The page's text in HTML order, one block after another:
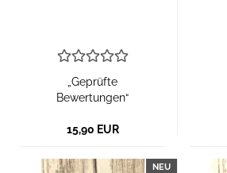
„Geprüfte
Bewertungen“
15,90 EUR
NEU